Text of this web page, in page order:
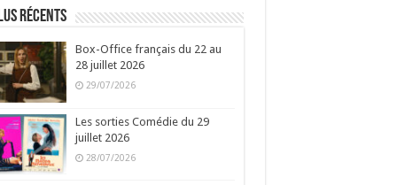
récents
Box-Office français du 22 au
28 juillet 2026
29/07/2026
Les sorties Comédie du 29
juillet 2026
28/07/2026